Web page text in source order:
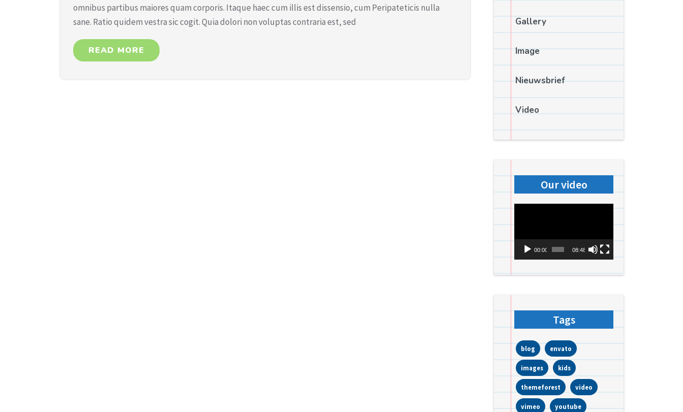
omnibus partibus maiores quam corporis. Itaque haec cum illis est dissensio, cum Peripateticis nulla
sane. Ratio quidem vestra sic cogit. Quia dolori non voluptas contraria est, sed
READ MORE
Gallery
Image
Nieuwsbrief
Video
Our video
00:00 08:48
Tags
blog envato
images kids
themeforest video
vimeo youtube